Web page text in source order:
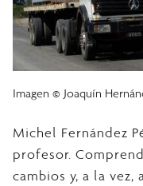
Imagen © Joaquín
Michel Fernández
profesor.
cambios y, a la vez,